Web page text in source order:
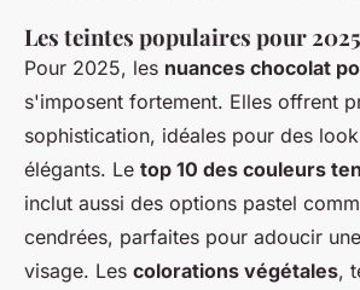
Les teintes populaires pour 2025
Pour 2025, les nuances chocolat
s'imposent fortement. Elles offrent
sophistication, idéales pour des
élégants. Le top 10 des couleurs
inclut aussi des options pastel
cendrées, parfaites pour adoucir
visage. Les colorations végétales,